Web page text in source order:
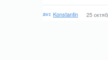
Konstantin 25